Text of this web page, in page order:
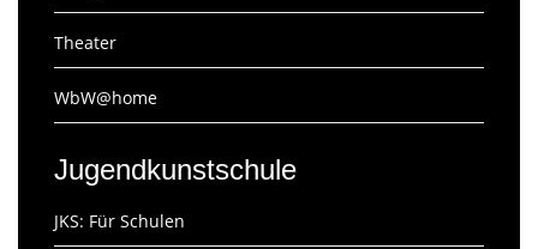
Theater
WbW@home
Jugendkunstschule
JKS: Für Schulen